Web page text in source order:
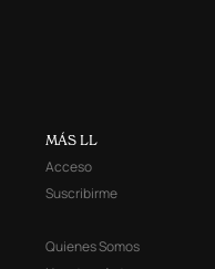
MÁS LL
Acceso
Suscribirme
Quienes Somos